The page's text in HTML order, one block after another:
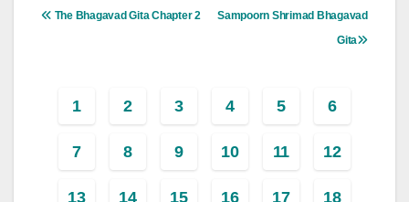
Post
Navigation
Sampoorn Shrimad Bhagavad
Gita
The Bhagavad Gita Chapter 2
1 2 3 4 5 6
7 8 9 10 11 12
13 14 15 16 17 18